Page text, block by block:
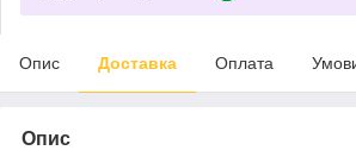
Опис Доставка Оплата
Опис